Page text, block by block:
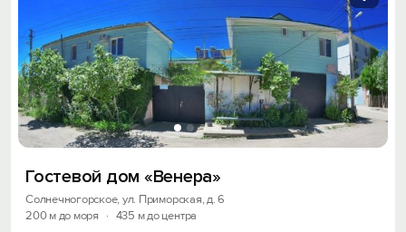
Гостевой дом «Венера»
Солнечногорское, ул. Приморская, д. 6
200 м до моря
· 435 м до центра